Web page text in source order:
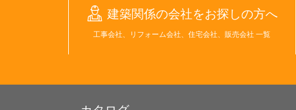
建築関係の会社をお探しの方へ
工事会社、リフォーム会社、住宅会社、販売会社 一覧